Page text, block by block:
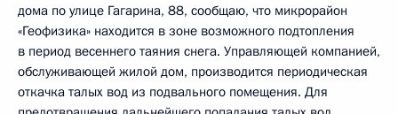
дома по улице Гагарина, 88, сообщаю, что микрорайон
«Геофизика» находится в зоне возможного подтопления
в период весеннего таяния снега. Управляющей компанией,
обслуживающей жилой дом, производится периодическая
откачка талых вод из подвального помещения. Для